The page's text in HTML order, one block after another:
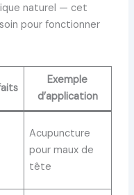
naturel — cet
pour fonctionner
Exemple
d’application
Acupuncture
pour maux de
tête